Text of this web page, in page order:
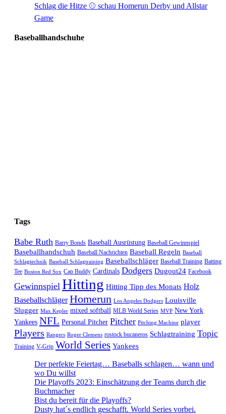
Schlag die Hitze ⚾️ schau Homerun Derby und Allstar
Game
Baseballhandschuhe
Tags
Babe Ruth Barry Bonds Baseball Ausrüstung Baseball Gewinnspiel
Baseballhandschuh Baseball Nachrichten Baseball Regeln Baseball
Schlagtechnik Baseball Schlagtraining Baseballschläger Baseball Training Batting
Tee Boston Red Sox Cap Buddy Cardinals Dodgers Dugout24 Facebook
Gewinnspiel Hitting Hitting Tipp des Monats Holz
Baseballschläger Homerun Los Angeles Dodgers Louisville
Slugger Max Kepler mixed softball MLB World Series MVP New York
Yankees NFL Personal Pitcher Pitcher Pitching Machine player
Players Rangers Roger Clemens rostock bucaneros Schlagtraining Topic
Training V-Grip World Series Yankees
Der perfekte Feiertag… Baseballs schlagen… wann und
wo Du willst
Die Playoffs 2023: Einschätzung der Teams durch die
Buchmacher
Bist du bereit für die Playoffs?
Dusty hat´s endlich geschafft. World Series vorbei.